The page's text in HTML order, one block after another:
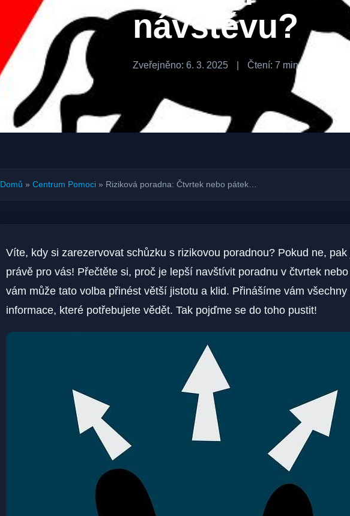
návštěvu?
Zveřejněno: 6. 3. 2025 Čtení: 7 min
Domů » Centrum Pomoci » Riziková poradna: Čtvrtek nebo pátek…
Víte, kdy si zarezervovat schůzku s rizikovou poradnou? Pokud ne,
právě pro vás! Přečtěte si, proč je lepší navštívit poradnu v čtvrtek
vám může tato volba přinést větší jistotu a klid. Přinášíme vám všechny
informace, které potřebujete vědět. Tak pojďme se do toho pustit!